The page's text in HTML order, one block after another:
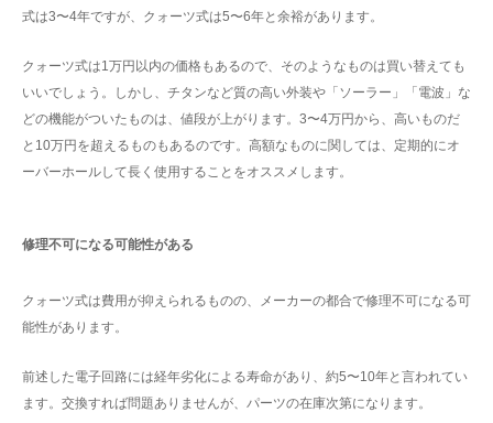
式は3〜4年ですが、クォーツ式は5〜6年と余裕があります。
クォーツ式は1万円以内の価格もあるので、そのようなものは買い替えても
いいでしょう。しかし、チタンなど質の高い外装や「ソーラー」「電波」な
どの機能がついたものは、値段が上がります。3〜4万円から、高いものだ
と10万円を超えるものもあるのです。高額なものに関しては、定期的にオ
ーバーホールして長く使用することをオススメします。
修理不可になる可能性がある
クォーツ式は費用が抑えられるものの、メーカーの都合で修理不可になる可
能性があります。
前述した電子回路には経年劣化による寿命があり、約5〜10年と言われてい
ます。交換すれば問題ありませんが、パーツの在庫次第になります。